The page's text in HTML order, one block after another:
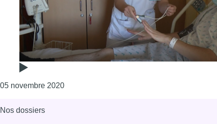
05 novembre 2020Consulter l'article "Les étudiants stagiaires
Nos dossiers